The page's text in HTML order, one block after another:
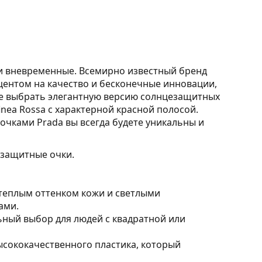
вневременные. Всемирно известный бренд
на качество и бесконечные инновации,
элегантную версию солнцезащитных
Rossa с характерной красной полосой.
Prada вы всегда будете уникальны и
очки.
оттенком кожи и светлыми
выбор для людей с квадратной или
пластика, который